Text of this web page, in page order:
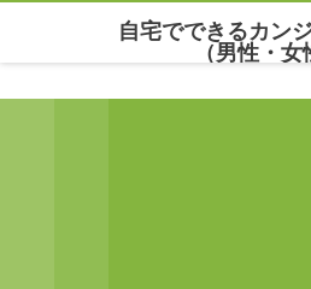
自宅でできるカン
（男性・女